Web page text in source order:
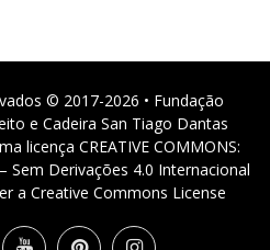
© 2017-2026 • Fundação
e Cadeira San Tiago Dantas
licença CREATIVE COMMONS:
Sem Derivações 4.0 Internacional
a Creative Commons License